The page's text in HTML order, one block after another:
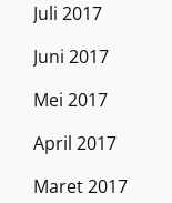
Juli 2017
Juni 2017
Mei 2017
April 2017
Maret 2017